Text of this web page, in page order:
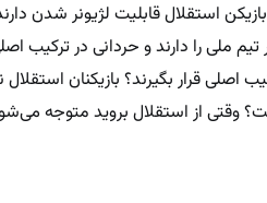
استقلال قابلیت لژیونر شدن
ملی را دارند و حردانی در ترکیب
قرار بگیرند؟ بازیکنان استقلال
وقتی از استقلال بروید متوجه